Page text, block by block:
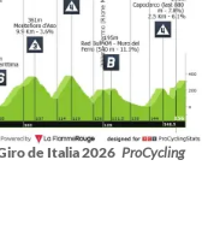
de Italia 2026 ProCycling